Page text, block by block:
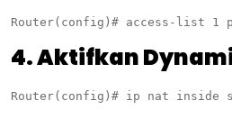
4. Aktifkan